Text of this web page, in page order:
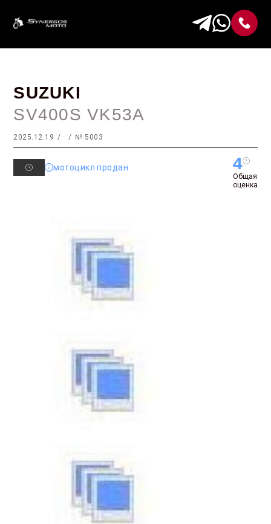
SUZUKI
SV400S VK53A
2025.12.19 № 5003
мотоцикл продан 4
Общая
оценка